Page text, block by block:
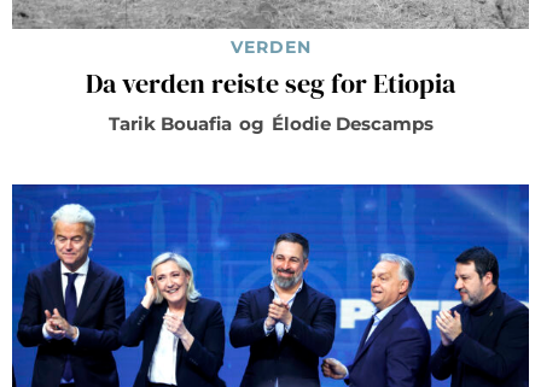
VERDEN
Da verden reiste seg for Etiopia
Tarik Bouafia og Élodie Descamps